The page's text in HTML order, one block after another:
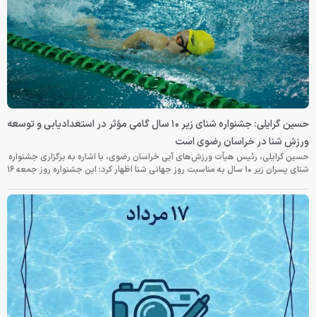
حسین گرایلی: جشنواره شنای زیر ۱۰ سال گامی مؤثر در استعدادیابی و توسعه
ورزش شنا در خراسان رضوی است
حسین گرایلی، رئیس هیأت ورزش‌های آبی خراسان رضوی، با اشاره به برگزاری جشنواره
شنای پسران زیر ۱۰ سال به مناسبت روز جهانی شنا اظهار کرد: این جشنواره روز جمعه‌ ۱۶